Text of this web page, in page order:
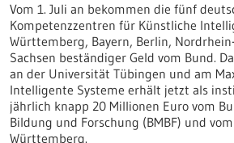
Vom 1. Juli an bekommen die fünf
Kompetenzzentren für Künstliche
Württemberg, Bayern, Berlin,
Sachsen beständiger Geld vom Bund.
an der Universität Tübingen und am
Intelligente Systeme erhält jetzt als
jährlich knapp 20 Millionen Euro vom
Bildung und Forschung (BMBF) und
Württemberg.